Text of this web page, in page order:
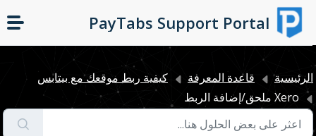
التخطّي إلى المحتوى الرئيسي
PayTabs Support Portal
الرئيسية قاعدة المعرفة
كيفية ربط موقعك مع بيتابس
Xero ملحق/إضافة الربط